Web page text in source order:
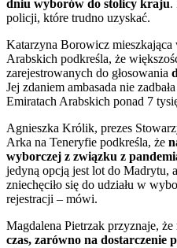
dniu wyborów do stolicy kraju.
policji, które trudno uzyskać.
Katarzyna Borowicz
Arabskich podkreśla, że
zarejestrowanych do głosowania
Jej zdaniem ambasada nie
Emiratach Arabskich ponad 7
Agnieszka Królik, prezes
Arka na Teneryfie podkreśla, że
wyborczej z związku z
jedyną opcją jest lot do Madrytu,
zniechęciło się do udziału w
rejestracji – mówi.
Magdalena Pietrzak przyznaje, że
czas, zarówno na dostarczenie